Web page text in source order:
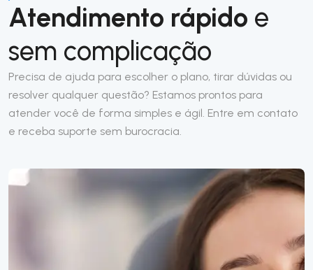
Atendimento rápido e
sem complicação
Precisa de ajuda para escolher o plano, tirar dúvidas ou
resolver qualquer questão? Estamos prontos para
atender você de forma simples e ágil. Entre em contato
e receba suporte sem burocracia.